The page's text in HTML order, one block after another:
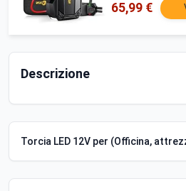
65,99 €
Descrizione
Torcia LED 12V per (Officina,